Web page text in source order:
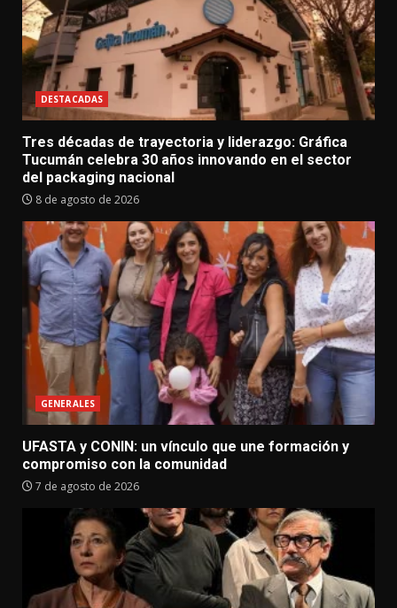
DESTACADAS
Tres décadas de trayectoria y liderazgo: Gráfica
Tucumán celebra 30 años innovando en el sector
del packaging nacional
8 de agosto de 2026
GENERALES
UFASTA y CONIN: un vínculo que une formación y
compromiso con la comunidad
7 de agosto de 2026